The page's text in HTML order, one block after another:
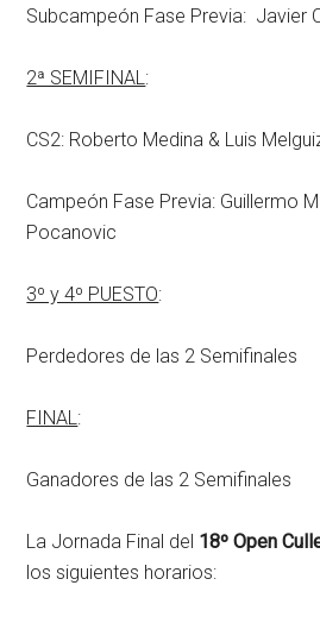
Subcampeón Fase Previa: Javier
2ª SEMIFINAL:
CS2: Roberto Medina & Luis
Campeón Fase Previa: Guillermo
Pocanovic
3º y 4º PUESTO:
Perdedores de las 2 Semifinales
FINAL:
Ganadores de las 2 Semifinales
La Jornada Final del 18º Open
los siguientes horarios: